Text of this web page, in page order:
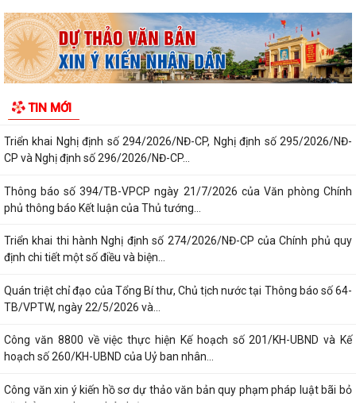
TIN MỚI
Công bố công khai danh mục thủ tục hành chính đủ điều kiện cung cấp
dịch vụ công trực tuyến và thủ...
đơn vị hành chính nhà nước trên...
Triển khai Nghị định số 294/2026/NĐ-CP, Nghị định số 295/2026/NĐ-
CP và Nghị định số 296/2026/NĐ-CP...
Thông báo số 394/TB-VPCP ngày 21/7/2026 của Văn phòng Chính
phủ thông báo Kết luận của Thủ tướng...
Triển khai thi hành Nghị định số 274/2026/NĐ-CP của Chính phủ quy
định chi tiết một số điều và biện...
Quán triệt chỉ đạo của Tổng Bí thư, Chủ tịch nước tại Thông báo số 64-
TB/VPTW, ngày 22/5/2026 và...
Công văn 8800 về việc thực hiện Kế hoạch số 201/KH-UBND và Kế
hoạch số 260/KH-UBND của Uỷ ban nhân...
Công văn xin ý kiến hồ sơ dự thảo văn bản quy phạm pháp luật bãi bỏ
văn bản quy phạm pháp luật